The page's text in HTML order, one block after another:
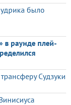
было
в раунде плей-
Судзуки